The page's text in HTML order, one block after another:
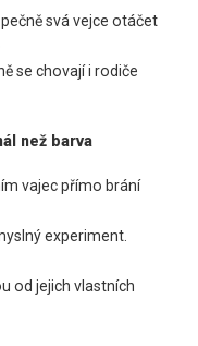
svá vejce otáčet
se chovají i rodiče
než barva
vajec přímo brání
experiment.
od jejich vlastních